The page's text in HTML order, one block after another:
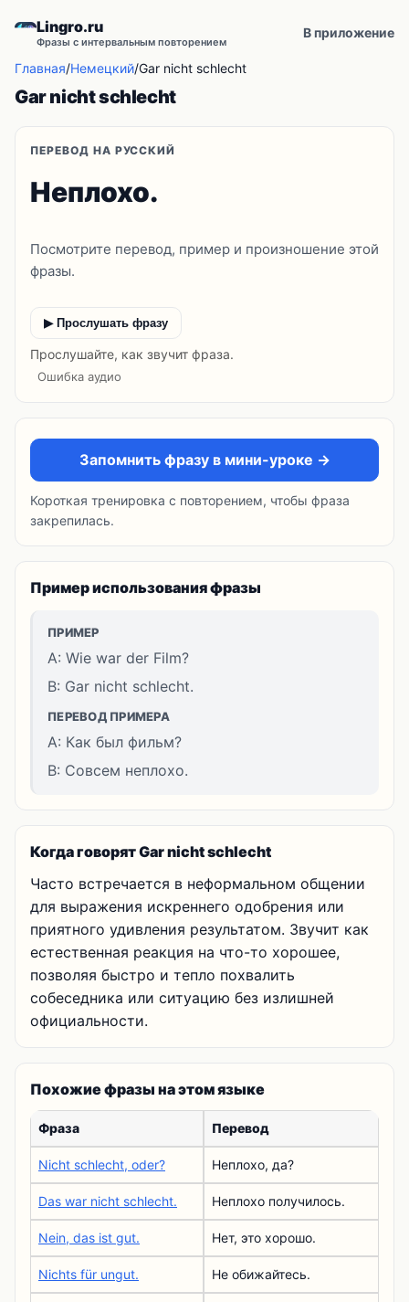
Lingro.ru
Фразы с интервальным повторением
В приложение
Главная/Немецкий/Gar nicht schlecht
Gar nicht schlecht
ПЕРЕВОД НА РУССКИЙ
Неплохо.
Посмотрите перевод, пример и произношение этой
фразы.
▶ Прослушать фразу
Прослушайте, как звучит фраза.
Ошибка аудио
Запомнить фразу в мини-уроке →
Короткая тренировка с повторением, чтобы фраза
закрепилась.
Пример использования фразы
ПРИМЕР
A: Wie war der Film?
B: Gar nicht schlecht.
ПЕРЕВОД ПРИМЕРА
A: Как был фильм?
B: Совсем неплохо.
Когда говорят Gar nicht schlecht
Часто встречается в неформальном общении
для выражения искреннего одобрения или
приятного удивления результатом. Звучит как
естественная реакция на что-то хорошее,
позволяя быстро и тепло похвалить
собеседника или ситуацию без излишней
официальности.
Похожие фразы на этом языке
Фраза Перевод
Nicht schlecht, oder? Неплохо, да?
Das war nicht schlecht. Неплохо получилось.
Nein, das ist gut. Нет, это хорошо.
Nichts für ungut. Не обижайтесь.